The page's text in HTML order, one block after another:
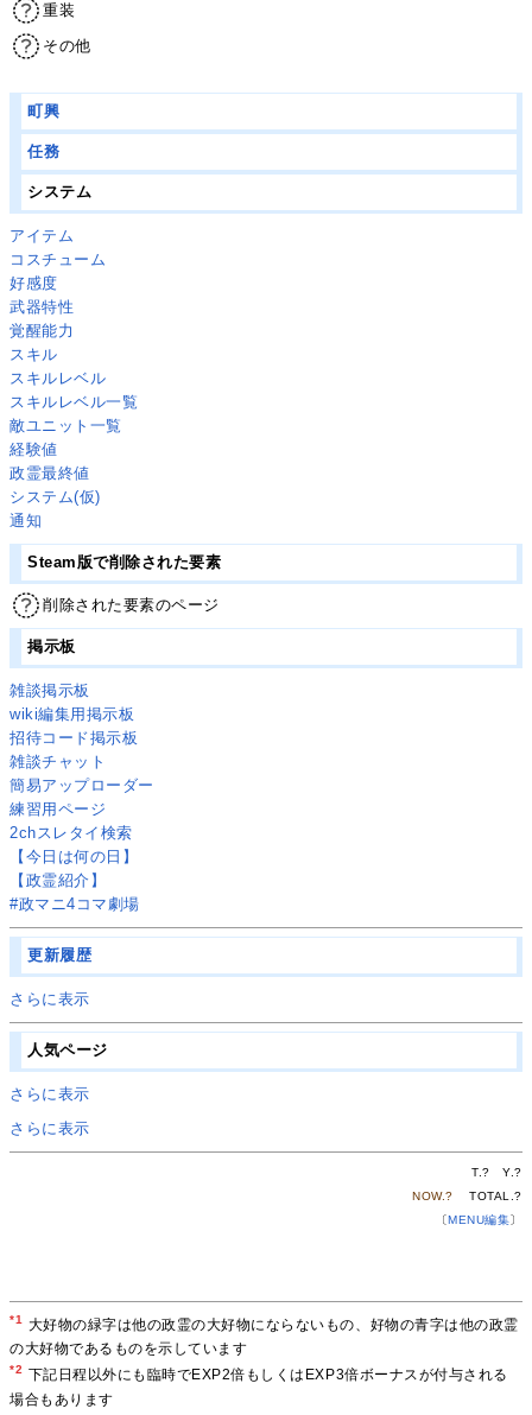
重装
その他
町興
任務
システム
アイテム
コスチューム
好感度
武器特性
覚醒能力
スキル
スキルレベル
スキルレベル一覧
敵ユニット一覧
経験値
政霊最終値
システム(仮)
通知
Steam版で削除された要素
削除された要素のページ
掲示板
雑談掲示板
wiki編集用掲示板
招待コード掲示板
雑談チャット
簡易アップローダー
練習用ページ
2chスレタイ検索
【今日は何の日】
【政霊紹介】
#政マニ4コマ劇場
更新履歴
さらに表示
人気ページ
さらに表示
さらに表示
T.? Y.?
NOW.? TOTAL.?
〔 MENU編集〕
*1
大好物の緑字は他の政霊の大好物にならないもの、好物の青字は他の政霊
の大好物であるものを示しています
*2 下記日程以外にも臨時でEXP2倍もしくはEXP3倍ボーナスが付与される
場合もあります